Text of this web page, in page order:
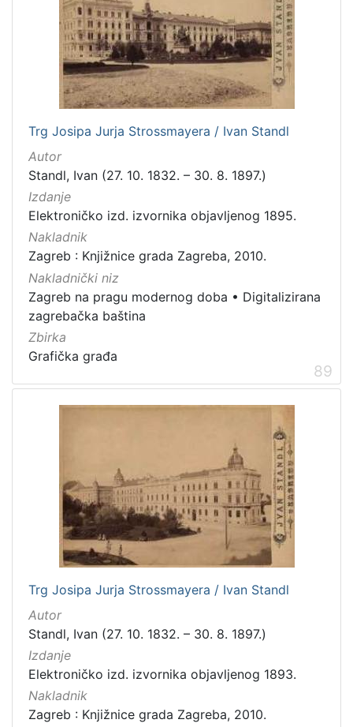
Trg Josipa Jurja Strossmayera / Ivan Standl
Autor
Standl, Ivan (27. 10. 1832. – 30. 8. 1897.)
Izdanje
Elektroničko izd. izvornika objavljenog 1895.
Nakladnik
Zagreb : Knjižnice grada Zagreba, 2010.
Nakladnički niz
Zagreb na pragu modernog doba • Digitalizirana
zagrebačka baština
Zbirka
Grafička građa
89
Trg Josipa Jurja Strossmayera / Ivan Standl
Autor
Standl, Ivan (27. 10. 1832. – 30. 8. 1897.)
Izdanje
Elektroničko izd. izvornika objavljenog 1893.
Nakladnik
Zagreb : Knjižnice grada Zagreba, 2010.